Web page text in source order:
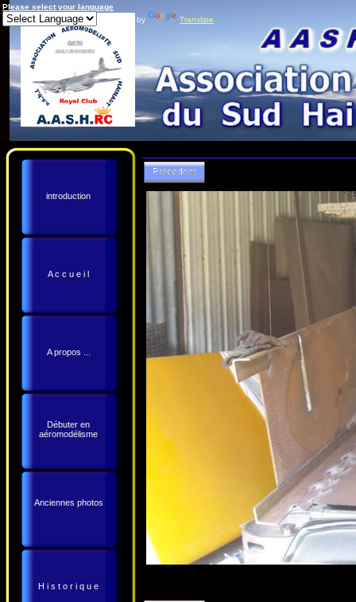
Please select your language
Powered by
Translate
introduction
A c c u e i l
A propos ...
Débuter en
aéromodélisme
Anciennes photos
H i s t o r i q u e